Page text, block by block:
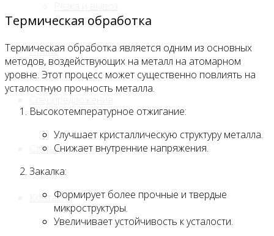
Демонтаж
Прайс
Статьи
Контакты
Термическая обработка
Термическая обработка является одним из основных
методов, воздействующих на металл на атомарном
уровне. Этот процесс может существенно повлиять на
усталостную прочность металла.
Высокотемпературное отжигание:
Улучшает кристаллическую структуру металла.
Снижает внутренние напряжения.
Закалка:
Формирует более прочные и твердые
микроструктуры.
Увеличивает устойчивость к усталости.